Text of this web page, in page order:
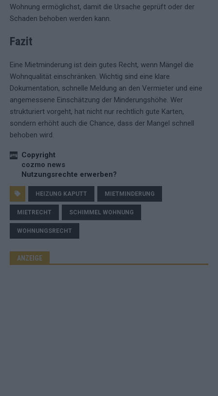
Wohnung ermöglichst, damit die Ursache geprüft oder der
Schaden behoben werden kann.
Fazit
Eine Mietminderung ist dein gutes Recht, wenn Mängel die
Wohnqualität einschränken. Wichtig sind eine klare
Dokumentation, schnelle Meldung an den Vermieter und eine
angemessene Einschätzung der Minderungshöhe. Wer
strukturiert vorgeht, hat nicht nur rechtlich gute Karten,
sondern erhöht auch die Chance, dass der Mangel schnell
behoben wird.
Copyright
cozmo news
Nutzungsrechte erwerben?
HEIZUNG KAPUTT MIETMINDERUNG
MIETRECHT SCHIMMEL WOHNUNG
WOHNUNGSRECHT
ANZEIGE